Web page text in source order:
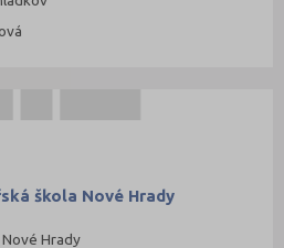
škola Nové Hrady
Hrady